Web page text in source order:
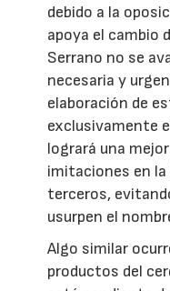
debido a la
apoya el cambio
Serrano no se
necesaria y
elaboración de
exclusivamente
logrará una
imitaciones en la
terceros,
usurpen el
Algo similar
productos del